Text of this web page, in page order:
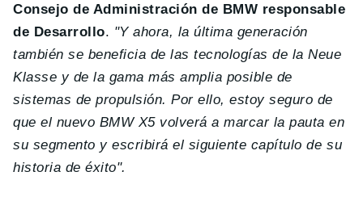
Consejo de Administración de BMW responsable
de Desarrollo. "Y ahora, la última generación
también se beneficia de las tecnologías de la Neue
Klasse y de la gama más amplia posible de
sistemas de propulsión. Por ello, estoy seguro de
que el nuevo BMW X5 volverá a marcar la pauta en
su segmento y escribirá el siguiente capítulo de su
historia de éxito".